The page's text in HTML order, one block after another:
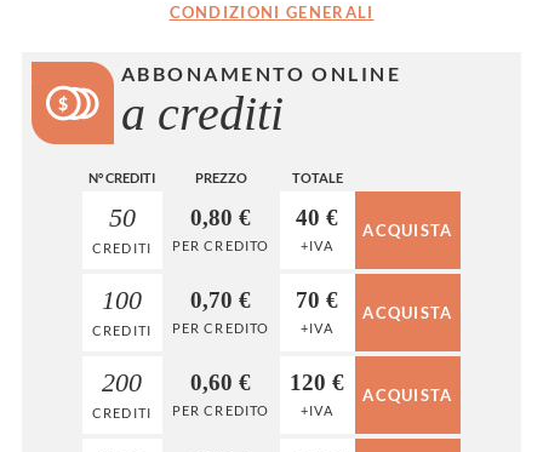
CONDIZIONI GENERALI
ABBONAMENTO ONLINE
a crediti
N° CREDITI PREZZO TOTALE
50
CREDITI
0,80 €
PER CREDITO
40 €
+IVA
100
CREDITI
0,70 €
PER CREDITO
70 €
+IVA
200
CREDITI
0,60 €
PER CREDITO
120 €
+IVA